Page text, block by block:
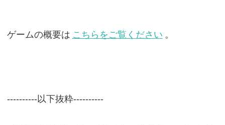
ゲームの概要は こちらをご覧ください 。
----------以下抜粋----------